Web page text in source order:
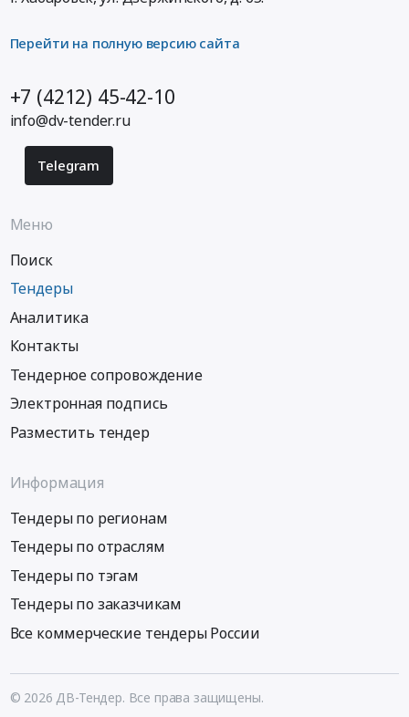
Перейти на полную версию сайта
+7 (4212) 45-42-10
info@dv-tender.ru
Telegram
Меню
Поиск
Тендеры
Аналитика
Контакты
Тендерное сопровождение
Электронная подпись
Разместить тендер
Информация
Тендеры по регионам
Тендеры по отраслям
Тендеры по тэгам
Тендеры по заказчикам
Все коммерческие тендеры России
© 2026 ДВ-Тендер. Все права защищены.